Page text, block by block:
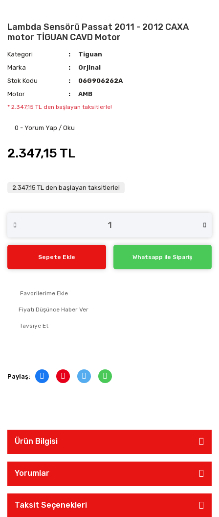
Lambda Sensörü Passat 2011 - 2012 CAXA
motor TİGUAN CAVD Motor
Kategori
Tiguan
Marka
Orjinal
Stok Kodu
06G906262A
Motor
AMB
* 2.347,15 TL den başlayan taksitlerle!
0 - Yorum Yap / Oku
2.347,15 TL
2.347,15 TL den başlayan taksitlerle!
Sepete Ekle Whatsapp ile Sipariş
Fiyatı Düşünce Haber Ver
Tavsiye Et
Paylaş:
Ürün Bilgisi
Yorumlar
Taksit Seçenekleri